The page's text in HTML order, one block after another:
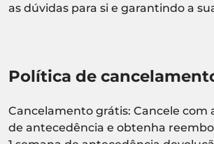
as dúvidas para si e garantindo a
Política de
Cancelamento grátis: Cancele com
de antecedência e obtenha